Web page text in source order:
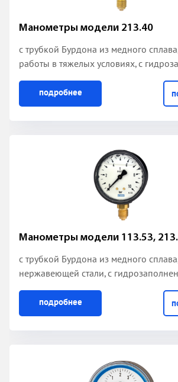
Манометры модели 213.40
с трубкой Бурдона из медного сплава
работы в тяжелых условиях, с
подробнее
Манометры модели 113.53,
с трубкой Бурдона из медного
нержавеющей стали, с
подробнее